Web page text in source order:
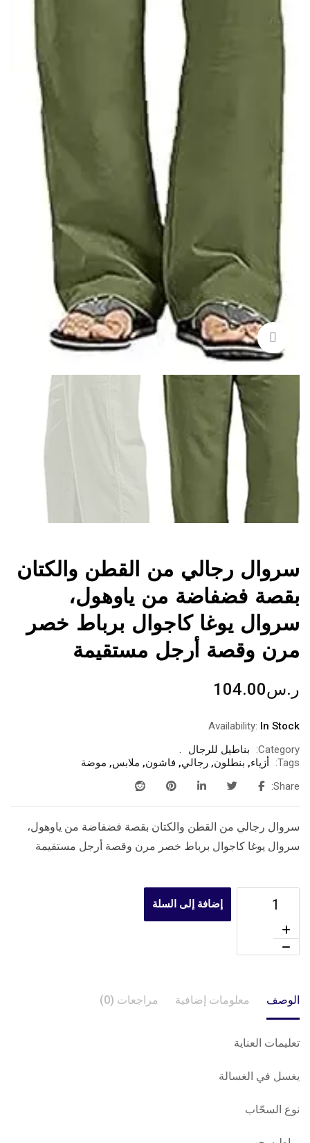
سروال رجالي من القطن والكتان
بقصة فضفاضة من ياوهول،
سروال يوغا كاجوال برباط خصر
مرن وقصة أرجل مستقيمة
ر.س104.00
Availability: In Stock
Category:
بناطيل للرجال
Tags:
أزياء, بنطلون, رجالي, فاشون, ملابس, موضة
Share:
سروال رجالي من القطن والكتان بقصة فضفاضة من ياوهول،
سروال يوغا كاجوال برباط خصر مرن وقصة أرجل مستقيمة
إضافة إلى السلة
الوصف معلومات إضافية مراجعات (0)
تعليمات العناية
يغسل في الغسالة
نوع السحّاب